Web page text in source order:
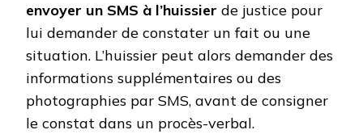
envoyer un SMS à l’huissier de justice pour
lui demander de constater un fait ou une
situation. L’huissier peut alors demander des
informations supplémentaires ou des
photographies par SMS, avant de consigner
le constat dans un procès-verbal.